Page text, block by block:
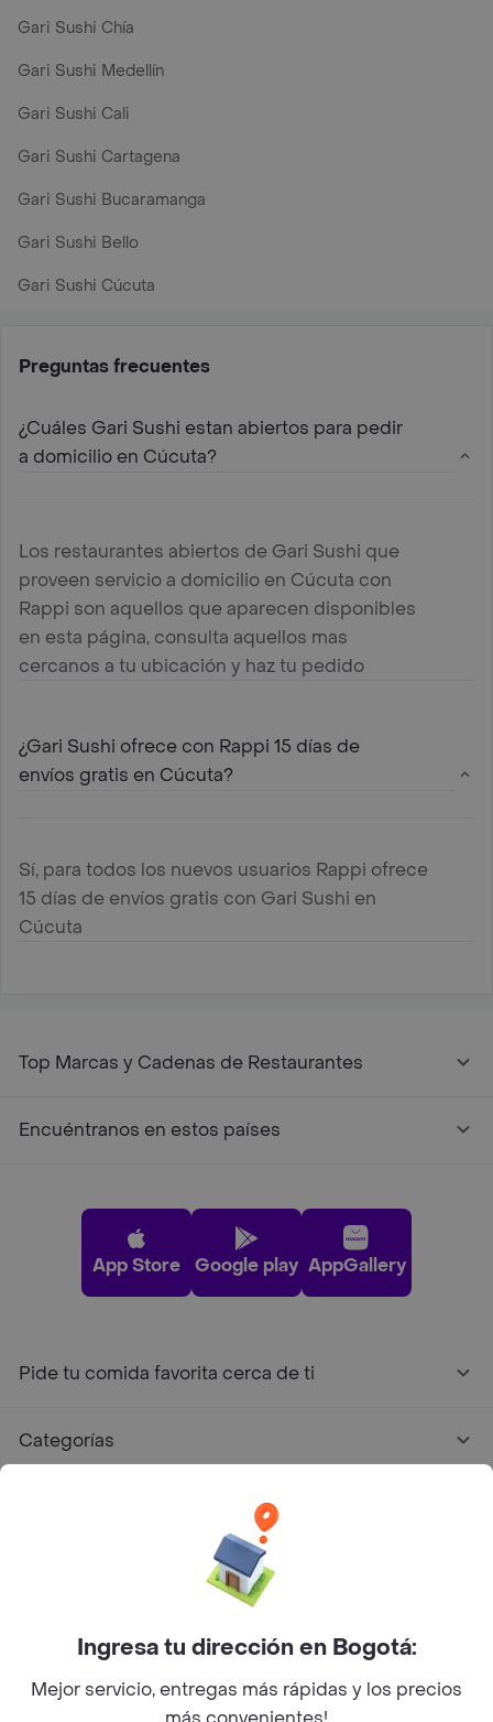
Gari Sushi Chía
Gari Sushi Medellín
Gari Sushi Cali
Gari Sushi Cartagena
Gari Sushi Bucaramanga
Gari Sushi Bello
Gari Sushi Cúcuta
Preguntas frecuentes
¿Cuáles Gari Sushi estan abiertos para pedir
a domicilio en Cúcuta?
Los restaurantes abiertos de Gari Sushi que
proveen servicio a domicilio en Cúcuta con
Rappi son aquellos que aparecen disponibles
en esta página, consulta aquellos mas
cercanos a tu ubicación y haz tu pedido
¿Gari Sushi ofrece con Rappi 15 días de
envíos gratis en Cúcuta?
Sí, para todos los nuevos usuarios Rappi ofrece
15 días de envíos gratis con Gari Sushi en
Cúcuta
Top Marcas y Cadenas de Restaurantes
Encuéntranos en estos países
App Store Google play AppGallery
Pide tu comida favorita cerca de ti
Categorías
Facebook
Twitter
Instagram
©2026Rappi Inc. All rights reserved.
Ingresa tu dirección en Bogotá:
Mejor servicio, entregas más rápidas y los precios